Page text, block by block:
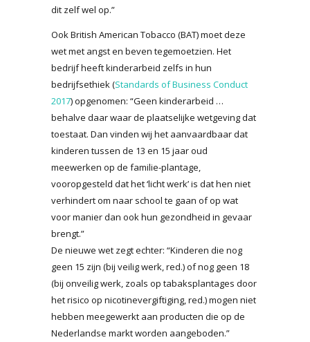
dit zelf wel op.”
Ook British American Tobacco (BAT) moet deze
wet met angst en beven tegemoetzien. Het
bedrijf heeft kinderarbeid zelfs in hun
bedrijfsethiek (Standards of Business Conduct
2017) opgenomen: “Geen kinderarbeid …
behalve daar waar de plaatselijke wetgeving dat
toestaat. Dan vinden wij het aanvaardbaar dat
kinderen tussen de 13 en 15 jaar oud
meewerken op de familie-plantage,
vooropgesteld dat het ‘licht werk’ is dat hen niet
verhindert om naar school te gaan of op wat
voor manier dan ook hun gezondheid in gevaar
brengt.”
De nieuwe wet zegt echter: “Kinderen die nog
geen 15 zijn (bij veilig werk, red.) of nog geen 18
(bij onveilig werk, zoals op tabaksplantages door
het risico op nicotinevergiftiging, red.) mogen niet
hebben meegewerkt aan producten die op de
Nederlandse markt worden aangeboden.”